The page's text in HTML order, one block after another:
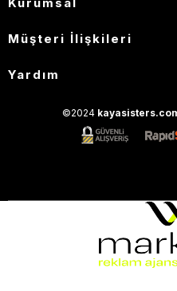
Müşteri İlişkileri
Yardım
©2024